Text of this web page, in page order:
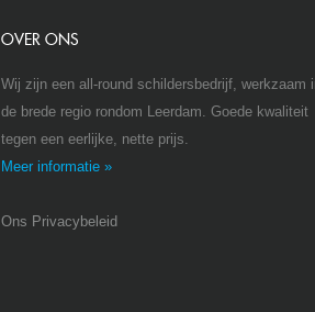
OVER ONS
Wij zijn een all-round schildersbedrijf, werkzaam
de brede regio rondom Leerdam. Goede kwaliteit
tegen een eerlijke, nette prijs.
Meer informatie »
Ons Privacybeleid